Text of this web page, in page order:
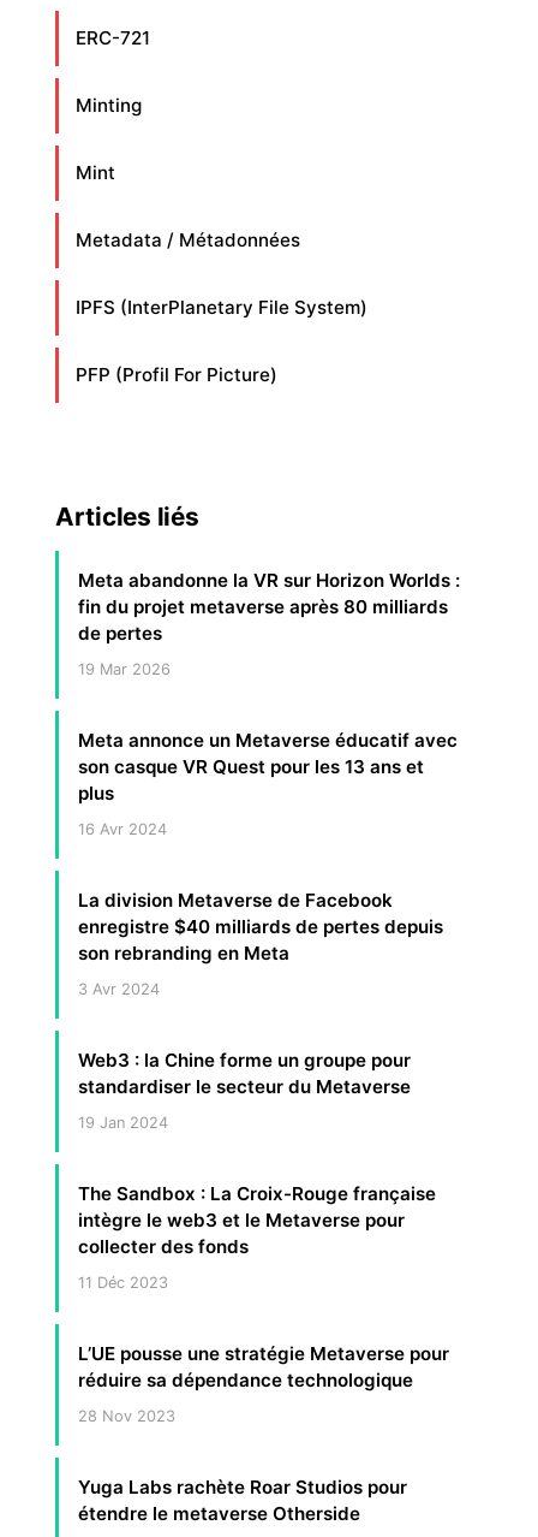
ERC-721
Minting
Mint
Metadata / Métadonnées
IPFS (InterPlanetary File System)
PFP (Profil For Picture)
Articles liés
Meta abandonne la VR sur Horizon Worlds :
fin du projet metaverse après 80 milliards
de pertes
19 Mar 2026
Meta annonce un Metaverse éducatif avec
son casque VR Quest pour les 13 ans et
plus
16 Avr 2024
La division Metaverse de Facebook
enregistre $40 milliards de pertes depuis
son rebranding en Meta
3 Avr 2024
Web3 : la Chine forme un groupe pour
standardiser le secteur du Metaverse
19 Jan 2024
The Sandbox : La Croix-Rouge française
intègre le web3 et le Metaverse pour
collecter des fonds
11 Déc 2023
L’UE pousse une stratégie Metaverse pour
réduire sa dépendance technologique
28 Nov 2023
Yuga Labs rachète Roar Studios pour
étendre le metaverse Otherside